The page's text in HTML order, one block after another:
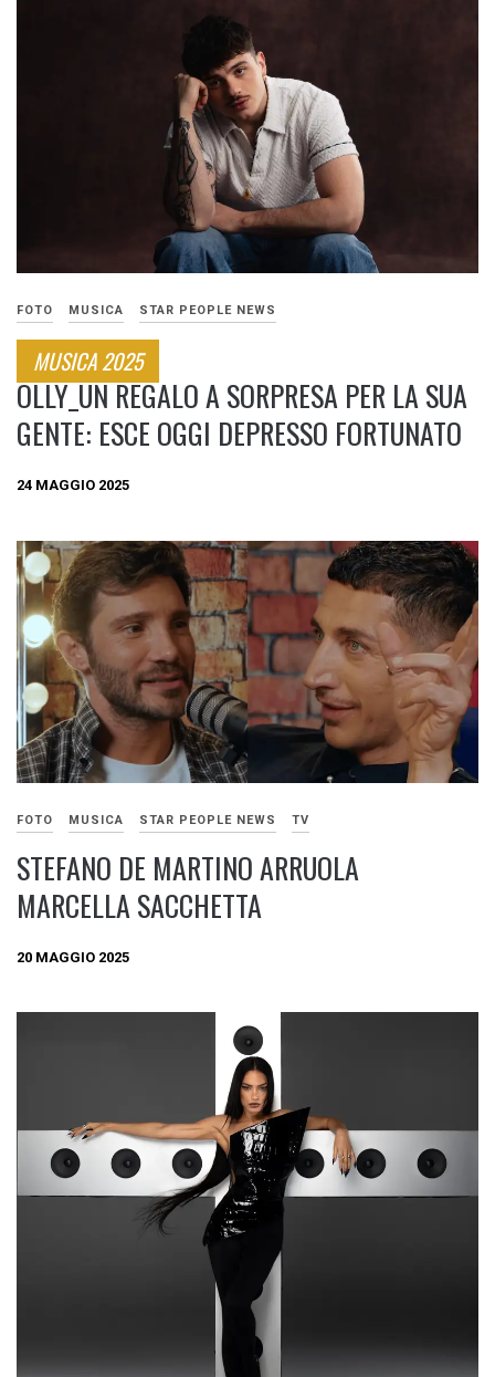
FOTO MUSICA STAR PEOPLE NEWS
MUSICA 2025
OLLY_UN REGALO A SORPRESA PER LA SUA
GENTE: ESCE OGGI DEPRESSO FORTUNATO
24 MAGGIO 2025
FOTO MUSICA STAR PEOPLE NEWS TV
STEFANO DE MARTINO ARRUOLA
MARCELLA SACCHETTA
20 MAGGIO 2025